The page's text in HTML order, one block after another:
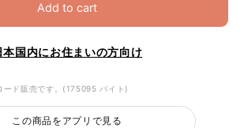
Add to cart
本国内にお住まいの方向け
ード販売です。(175095 バイト)
この商品をアプリで見る